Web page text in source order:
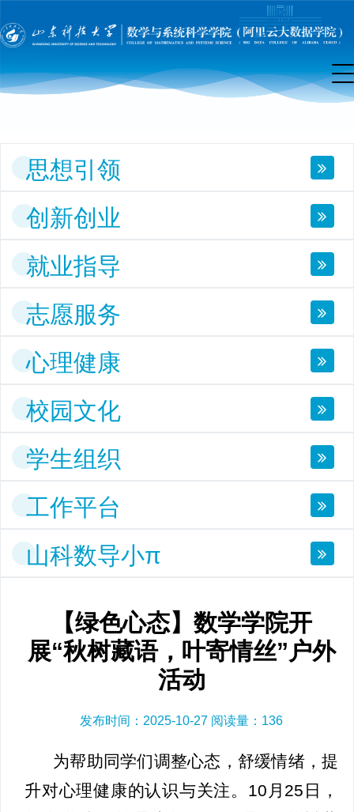
团
作
思想引领
创新创业
就业指导
志愿服务
心理健康
校园文化
学生组织
工作平台
山科数导小π
【绿色心态】数学学院开
展“秋树藏语，叶寄情丝”户外
活动
发布时间：2025-10-27 阅读量： 136
为帮助同学们调整心态，舒缓情绪，提
升对心理健康的认识与关注。10月25日，